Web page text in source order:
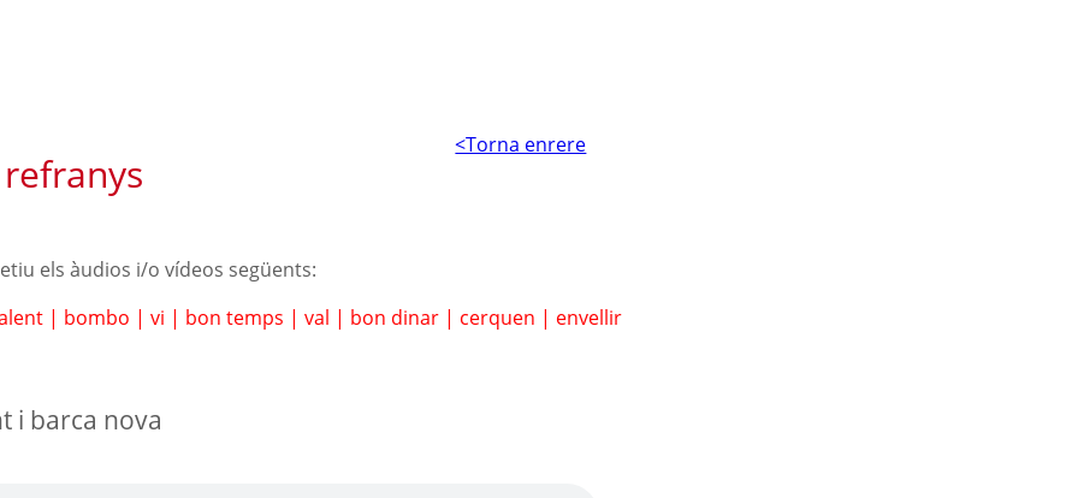
<Torna enrere
els àudios i/o vídeos següents:
| bombo |vi | bon temps |val | bon dinar | cerquen | envellir
i barca nova